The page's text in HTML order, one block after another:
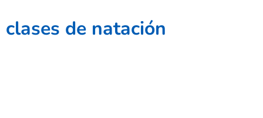
clases de natación